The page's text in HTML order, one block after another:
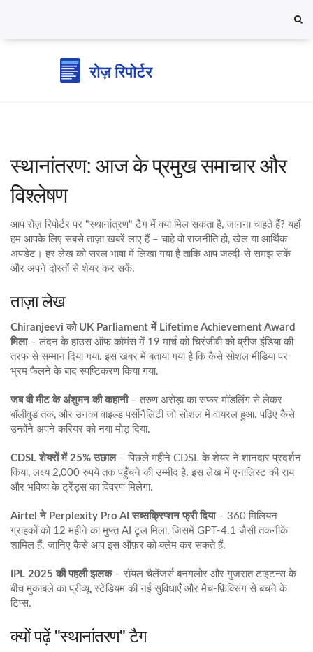
स्थानांतरण: आज के प्रमुख समाचार और
विश्लेषण
आप रोज़ रिपोर्टर पर "स्थानांत्रण" टैग में क्या मिल सकता है, जानना चाहते हैं? यहाँ
हम आपके लिए सबसे ताज़ा खबरें लाए हैं – चाहे वो राजनीति हो, खेल या आर्थिक
अपडेट। हर लेख को सरल भाषा में लिखा गया है ताकि आप जल्दी‑से समझ सकें
और अपने दोस्तों से शेयर कर सकें.
ताज़ा लेख
Chiranjeevi को UK Parliament में Lifetime Achievement Award
मिला– लंदन के हाउस ऑफ कॉमंस में 19 मार्च को चिरंजीवी को ब्रीज इंडिया की
तरफ से सम्मान दिया गया. इस खबर में बताया गया है कि कैसे सोशल मीडिया पर
भ्रम फैलने के बाद स्पष्टिकरण किया गया.
जब वी मीट के अंशुमन की कहानी– तरुण अरोड़ा का सफर मॉडलिंग से लेकर
बॉलीवुड तक, और उनका वाइल्ड पर्सोनैलिटी जो सोशल में वायरल हुआ. पढ़िए कैसे
उन्होंने अपने करियर को नया मोड़ दिया.
CDSL शेयरों में 25% उछाल– पिछले महीने CDSL के शेयर ने शानदार प्रदर्शन
किया, लक्ष्य 2,000 रुपये तक पहुँचने की उम्मीद है. इस लेख में एनालिस्ट की राय
और भविष्य के ट्रेंड्स का विवरण मिलेगा.
Airtel ने Perplexity Pro AI सब्सक्रिप्शन फ्री दिया– 360 मिलियन
ग्राहकों को 12 महीने का मुफ्त AI टूल मिला, जिसमें GPT‑4.1 जैसी तकनीकें
शामिल हैं. जानिए कैसे आप इस ऑफ़र को क्लेम कर सकते हैं.
IPL 2025 की पहली झलक– रॉयल चैलेंजर्स बनगलोर और गुजरात टाइटन्स के
बीच मुकाबले का प्रीव्यू, स्टेडियम की नई सुविधाएँ और मैच‑फ़िक्सिंग से बचने के
टिप्स.
क्यों पढ़ें "स्थानांतरण" टैग